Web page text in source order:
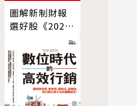
圖解新制財報
選好股《2020